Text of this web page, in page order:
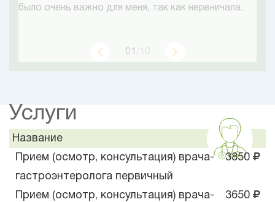
было очень важно для меня, так как нервничала.
01
Услуги
Название
Прием (осмотр, консультация) врача-
гастроэнтеролога первичный
3850
Прием (осмотр, консультация) врача-
3650